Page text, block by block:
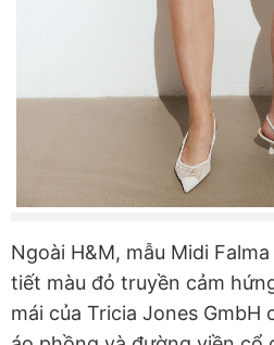
Ngoài H&M, mẫu Midi Falma
tiết màu đỏ truyền cảm
mái của Tricia Jones GmbH